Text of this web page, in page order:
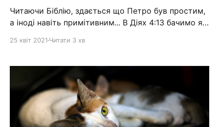
Читаючи Біблію, здається що Петро був простим,
а іноді навіть примітивним... В Діях 4:13 бачимо як
25 квіт 2021 Читати 3 хв